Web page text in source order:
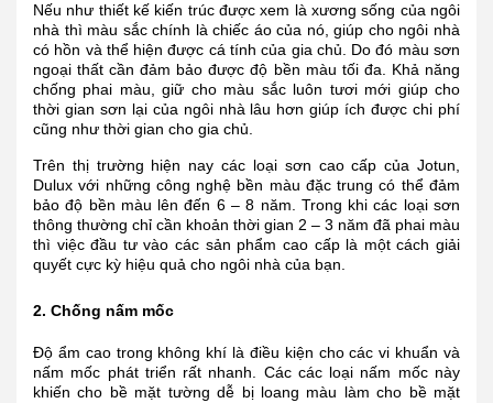
Nếu như thiết kế kiến trúc được xem là xương sống của ngôi
nhà thì màu sắc chính là chiếc áo của nó, giúp cho ngôi nhà
có hồn và thể hiện được cá tính của gia chủ. Do đó màu sơn
ngoại thất cần đảm bảo được độ bền màu tối đa. Khả năng
chống phai màu, giữ cho màu sắc luôn tươi mới giúp cho
thời gian sơn lại của ngôi nhà lâu hơn giúp ích được chi phí
cũng như thời gian cho gia chủ.
Trên thị trường hiện nay các loại sơn cao cấp của Jotun,
Dulux với những công nghệ bền màu đặc trung có thể đảm
bảo độ bền màu lên đến 6 – 8 năm. Trong khi các loại sơn
thông thường chỉ cần khoản thời gian 2 – 3 năm đã phai màu
thì việc đầu tư vào các sản phẩm cao cấp là một cách giải
quyết cực kỳ hiệu quả cho ngôi nhà của bạn.
2. Chống nấm mốc
Độ ẩm cao trong không khí là điều kiện cho các vi khuẩn và
nấm mốc phát triển rất nhanh. Các các loại nấm mốc này
khiến cho bề mặt tường dễ bị loang màu làm cho bề mặt